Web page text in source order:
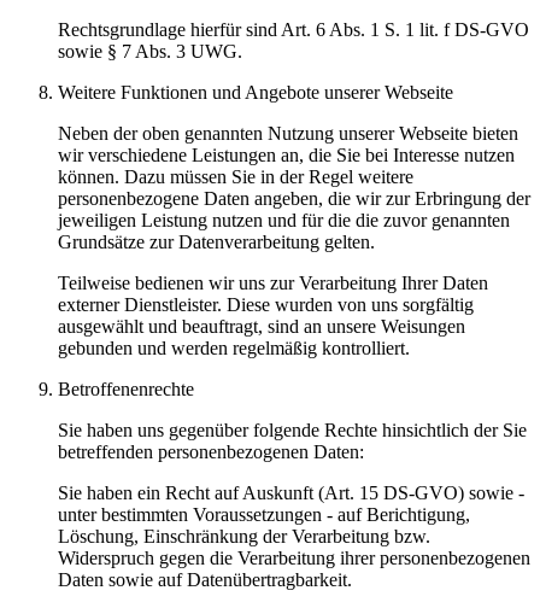
Rechtsgrundlage hierfür sind Art. 6 Abs. 1 S. 1 lit. f DS-GVO
sowie § 7 Abs. 3 UWG.
Weitere Funktionen und Angebote unserer Webseite
Neben der oben genannten Nutzung unserer Webseite bieten
wir verschiedene Leistungen an, die Sie bei Interesse nutzen
können. Dazu müssen Sie in der Regel weitere
personenbezogene Daten angeben, die wir zur Erbringung der
jeweiligen Leistung nutzen und für die die zuvor genannten
Grundsätze zur Datenverarbeitung gelten.
Teilweise bedienen wir uns zur Verarbeitung Ihrer Daten
externer Dienstleister. Diese wurden von uns sorgfältig
ausgewählt und beauftragt, sind an unsere Weisungen
gebunden und werden regelmäßig kontrolliert.
Betroffenenrechte
Sie haben uns gegenüber folgende Rechte hinsichtlich der Sie
betreffenden personenbezogenen Daten:
Sie haben ein Recht auf Auskunft (Art. 15 DS-GVO) sowie -
unter bestimmten Voraussetzungen - auf Berichtigung,
Löschung, Einschränkung der Verarbeitung bzw.
Widerspruch gegen die Verarbeitung ihrer personenbezogenen
Daten sowie auf Datenübertragbarkeit.